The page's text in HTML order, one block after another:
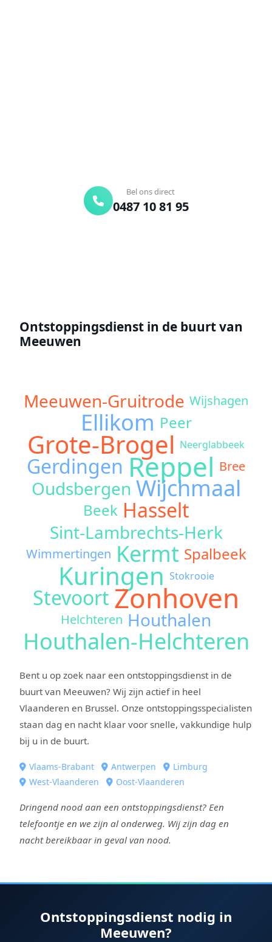
Bel ons direct
0487 10 81 95
Ontstoppingsdienst in de buurt van
Meeuwen
Meeuwen-Gruitrode Wijshagen
Ellikom Peer
Grote-Brogel Neerglabbeek
Gerdingen Reppel Bree
Oudsbergen Wijchmaal
Beek Hasselt
Sint-Lambrechts-Herk
Wimmertingen Kermt Spalbeek
Kuringen Stokrooie
Stevoort Zonhoven
Helchteren Houthalen
Houthalen-Helchteren
Bent u op zoek naar een ontstoppingsdienst in de
buurt van Meeuwen? Wij zijn actief in heel
Vlaanderen en Brussel. Onze ontstoppingsspecialisten
staan dag en nacht klaar voor snelle, vakkundige hulp
bij u in de buurt.
Vlaams-Brabant Antwerpen
Limburg
West-Vlaanderen
Oost-Vlaanderen
Dringend nood aan een ontstoppingsdienst? Een
telefoontje en we zijn al onderweg. Wij zijn dag en
nacht bereikbaar in geval van nood.
Ontstoppingsdienst nodig in
Meeuwen?